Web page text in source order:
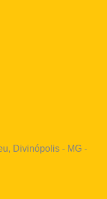
Divinópolis - MG -